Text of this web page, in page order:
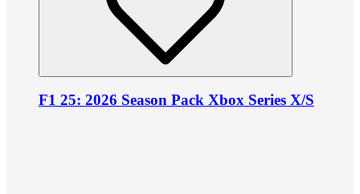
F1 25: 2026 Season Pack Xbox Series X/S